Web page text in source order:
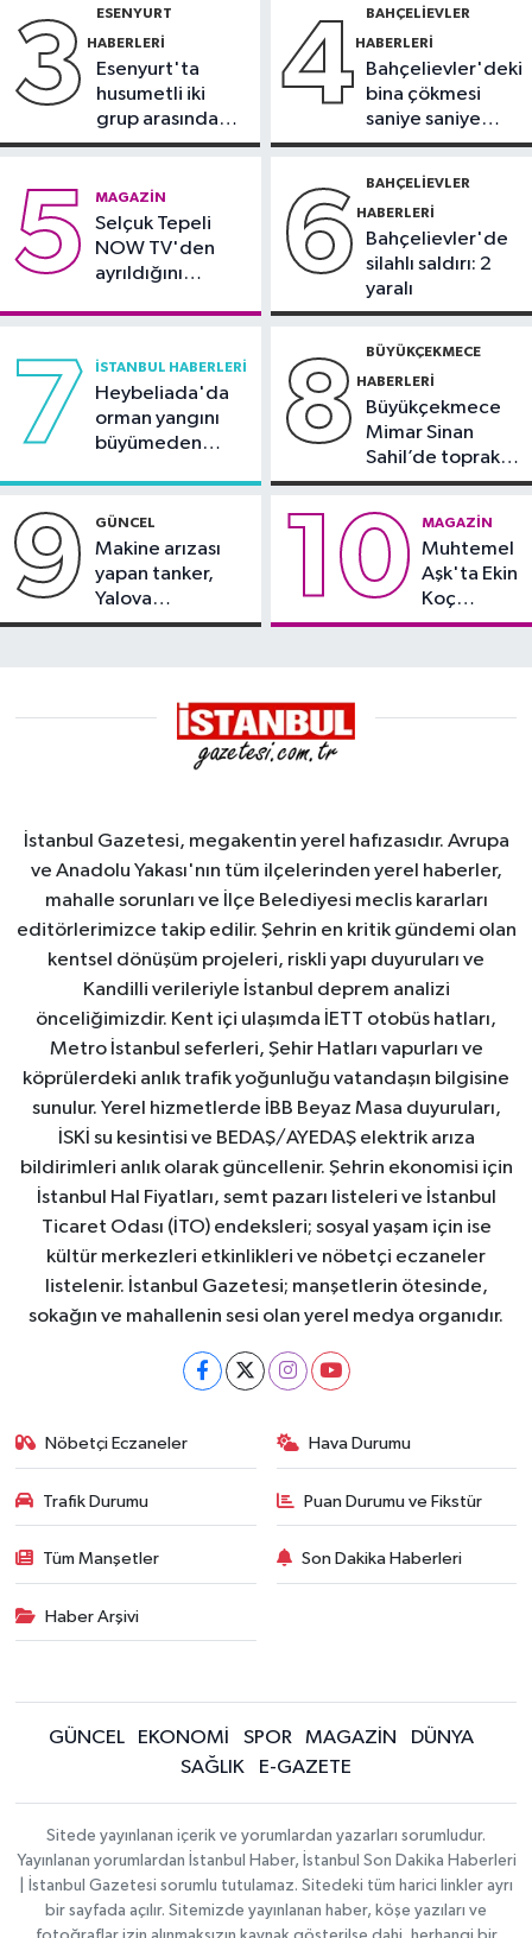
taşınacak
komisyonda
3 ESENYURT
HABERLERI
Esenyurt'ta
husumetli iki
grup arasında
silahlı kavga
4 BAHÇELIEVLER
HABERLERI
Bahçelievler'deki
bina çökmesi
saniye saniye
görüntülendi
5 MAGAZIN
Selçuk Tepeli
NOW TV'den
ayrıldığını
6 BAHÇELIEVLER
HABERLERI
Bahçelievler'de
silahlı saldırı: 2
yaralı
7 İSTANBUL HABERLERI
Heybeliada'da
orman yangını
büyümeden
8 BÜYÜKÇEKMECE
HABERLERI
Büyükçekmece
Mimar Sinan
Sahil’de toprak
kayması
9 GÜNCEL
Makine arızası
yapan tanker,
Yalova
Demirleme
10 MAGAZIN
Muhtemel
Aşk'ta Ekin
Koç
damgası
İstanbul Gazetesi, megakentin yerel hafızasıdır. Avrupa
ve Anadolu Yakası'nın tüm ilçelerinden yerel haberler,
mahalle sorunları ve İlçe Belediyesi meclis kararları
editörlerimizce takip edilir. Şehrin en kritik gündemi olan
kentsel dönüşüm projeleri, riskli yapı duyuruları ve
Kandilli verileriyle İstanbul deprem analizi
önceliğimizdir. Kent içi ulaşımda İETT otobüs hatları,
Metro İstanbul seferleri, Şehir Hatları vapurları ve
köprülerdeki anlık trafik yoğunluğu vatandaşın bilgisine
sunulur. Yerel hizmetlerde İBB Beyaz Masa duyuruları,
İSKİ su kesintisi ve BEDAŞ/AYEDAŞ elektrik arıza
bildirimleri anlık olarak güncellenir. Şehrin ekonomisi için
İstanbul Hal Fiyatları, semt pazarı listeleri ve İstanbul
Ticaret Odası (İTO) endeksleri; sosyal yaşam için ise
kültür merkezleri etkinlikleri ve nöbetçi eczaneler
listelenir. İstanbul Gazetesi; manşetlerin ötesinde,
sokağın ve mahallenin sesi olan yerel medya organıdır.
Nöbetçi Eczaneler Hava Durumu
Trafik Durumu Puan Durumu ve Fikstür
Tüm Manşetler Son Dakika Haberleri
Haber Arşivi
GÜNCEL EKONOMİ SPOR MAGAZİN
DÜNYA
SAĞLIK
E-GAZETE
Sitede yayınlanan içerik ve yorumlardan yazarları sorumludur.
Yayınlanan yorumlardan İstanbul Haber, İstanbul Son Dakika Haberleri
| İstanbul Gazetesi sorumlu tutulamaz. Sitedeki tüm harici linkler ayrı
bir sayfada açılır. Sitemizde yayınlanan haber, köşe yazıları ve